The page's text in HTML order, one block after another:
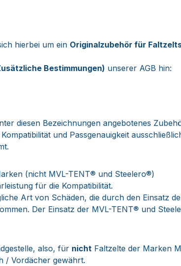
hierbei um ein Originalzubehör für
Bestimmungen) unserer AGB hin:
diesen Bezeichnungen angebotenes
und Passgenauigkeit
(nicht MVL-TENT® und Steelero®)
für die Kompatibilität.
Art von Schäden, die durch den Einsatz
Der Einsatz der MVL-TENT® und
also, für nicht Faltzelte der Marken
/ Vordächer gewährt.